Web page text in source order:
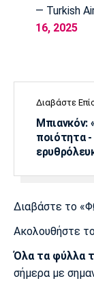
— Turkish
16, 2025
Διαβάστε
Μπιανκόν:
ποιότητα -
Διαβάστε το
Ακολουθήστε
Όλα τα φύλλα
σήμερα με